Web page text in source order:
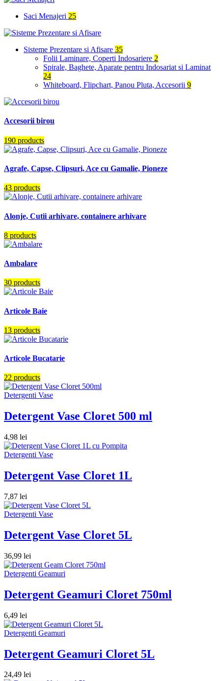
Saci Menajeri 25
Sisteme Prezentare si Afisare 35
Folii Laminare, Coperti Indosariere 2
Spirale, Baghete, Aparate pentru Indosariat si Laminat
24
Whiteboard, Flipchart, Panou Pluta, Accesorii 9
Accesorii birou
190 products
Agrafe, Capse, Clipsuri, Ace cu Gamalie, Pioneze
43 products
Alonje, Cutii arhivare, containere arhivare
8 products
Ambalare
30 products
Articole Baie
13 products
Articole Bucatarie
22 products
Detergenti Vase
Detergent Vase Cloret 500 ml
4,98 lei
Detergenti Vase
Detergent Vase Cloret 1L
7,87 lei
Detergenti Vase
Detergent Vase Cloret 5L
36,99 lei
Detergenti Geamuri
Detergent Geamuri Cloret 750ml
6,49 lei
Detergenti Geamuri
Detergent Geamuri Cloret 5L
24,49 lei